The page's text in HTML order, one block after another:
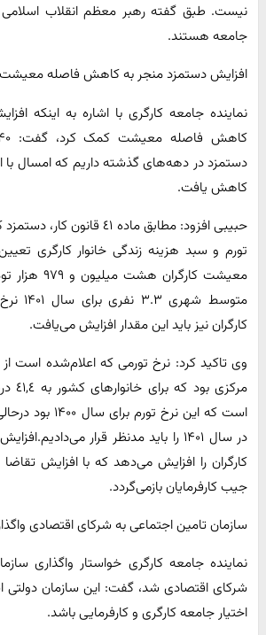
نیست. طبق گفته رهبر معظم انقلاب اسلامی
جامعه هستند.
افزایش دستمزد منجر به کاهش فاصله معیشت
نماینده جامعه کارگری با اشاره به اینکه
دستمزد در دهه‌های گذشته داریم که امسال با
کاهش یافت.
حبیبی افزود: مطابق ماده ٤١
تورم و سبد هزینه زندگی خانوار کارگری
معیشت
متوسط
کارگران نیز باید این مقدار افزایش می‌یافت.
وی تاکید کرد: نرخ تورمی که اعلام‌شده است از
است که این نرخ
در سال ۱۴۰۱ را باید مدنظر قرار
کارگران را افزایش می‌دهد که با افزایش
جیب کارفرمایان بازمی‌گردد.
سازمان تامین اجتماعی به شرکای اقتصادی
نماینده جامعه کارگری خواستار واگذاری
شرکای اقتصادی شد، گفت: این سازمان دولتی
اختیار جامعه کارگری و کارفرمایی باشد.